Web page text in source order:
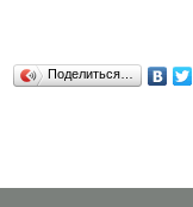
Поделиться…